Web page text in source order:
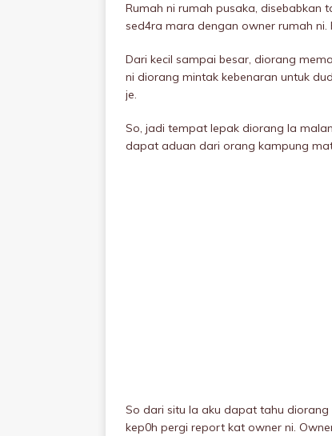
Rumah ni rumah pusaka, disebabkan
sed4ra mara dengan owner rumah ni.
Dari kecil sampai besar, diorang
ni diorang mintak kebenaran untuk
je.
So, jadi tempat lepak diorang la
dapat aduan dari orang kampung
So dari situ la aku dapat tahu diorang
kep0h pergi report kat owner ni.